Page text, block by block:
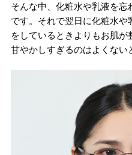
そんな中、化粧水や乳液を
です。それで翌日に化粧水
をしているときよりもお肌が
甘やかしすぎるのはよくない